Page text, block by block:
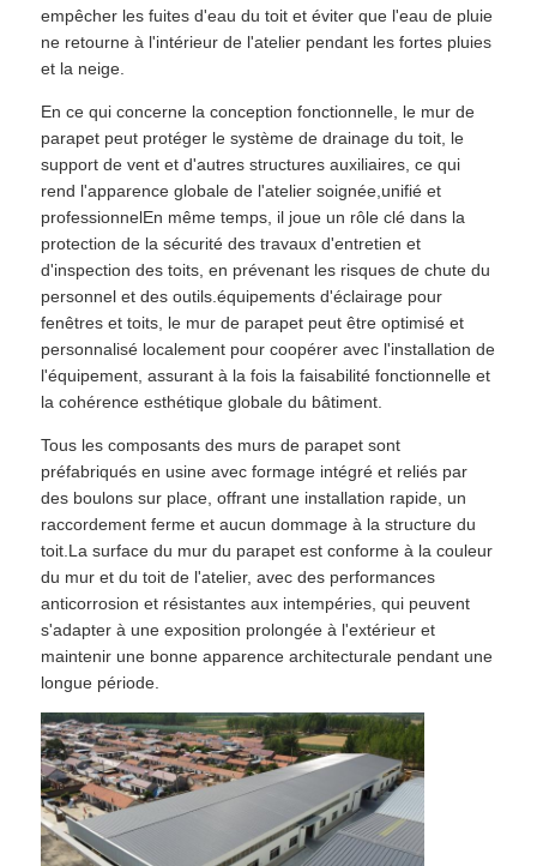
empêcher les fuites d'eau du toit et éviter que l'eau de pluie
ne retourne à l'intérieur de l'atelier pendant les fortes pluies
et la neige.
En ce qui concerne la conception fonctionnelle, le mur de
parapet peut protéger le système de drainage du toit, le
support de vent et d'autres structures auxiliaires, ce qui
rend l'apparence globale de l'atelier soignée,unifié et
professionnelEn même temps, il joue un rôle clé dans la
protection de la sécurité des travaux d'entretien et
d'inspection des toits, en prévenant les risques de chute du
personnel et des outils.équipements d'éclairage pour
fenêtres et toits, le mur de parapet peut être optimisé et
personnalisé localement pour coopérer avec l'installation de
l'équipement, assurant à la fois la faisabilité fonctionnelle et
la cohérence esthétique globale du bâtiment.
Tous les composants des murs de parapet sont
préfabriqués en usine avec formage intégré et reliés par
des boulons sur place, offrant une installation rapide, un
raccordement ferme et aucun dommage à la structure du
toit.La surface du mur du parapet est conforme à la couleur
du mur et du toit de l'atelier, avec des performances
anticorrosion et résistantes aux intempéries, qui peuvent
s'adapter à une exposition prolongée à l'extérieur et
maintenir une bonne apparence architecturale pendant une
longue période.